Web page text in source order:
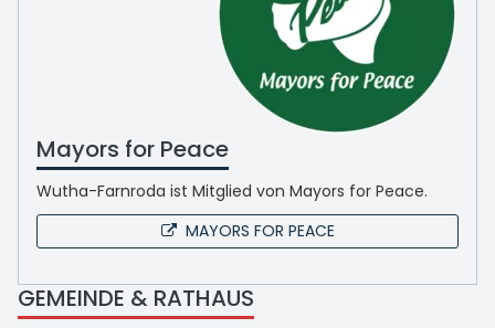
Mayors for Peace
Wutha-Farnroda ist Mitglied von Mayors for Peace.
MAYORS FOR PEACE
GEMEINDE & RATHAUS